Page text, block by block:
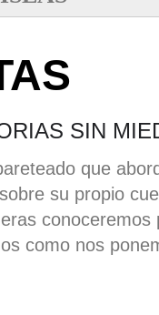
SIN
que
su propio
conoceremos
como nos